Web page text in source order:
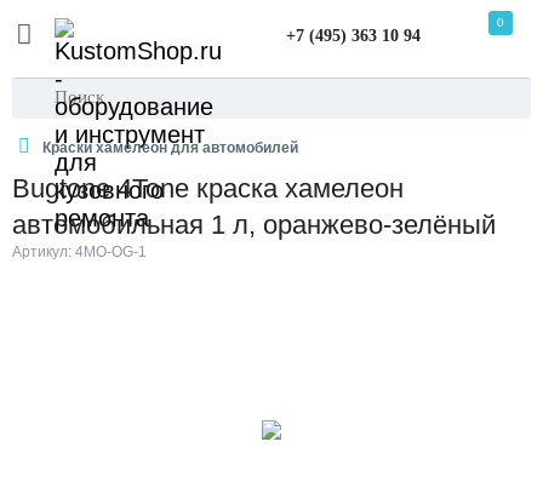
+7 (495) 363 10 94
0
Краски хамелеон для автомобилей
Bugtone 4Tone краска хамелеон
автомобильная 1 л, оранжево-зелёный
Артикул: 4MO-OG-1